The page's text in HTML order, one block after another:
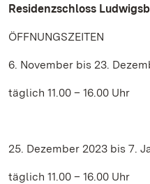
Residenzschloss
ÖFFNUNGSZEITEN
6. November bis 23.
täglich 11.00 – 16.00 Uhr
25. Dezember 2023 bis 7.
täglich 11.00 – 16.00 Uhr